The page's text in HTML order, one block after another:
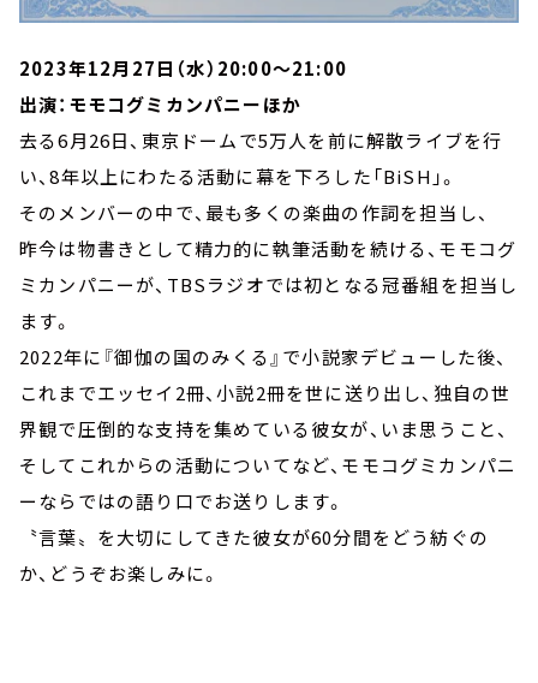
2023年12月27日（水）20:00～21:00
出演：モモコグミカンパニーほか
去る6月26日、東京ドームで5万人を前に解散ライブを行
い、8年以上にわたる活動に幕を下ろした「BiSH」。
そのメンバーの中で、最も多くの楽曲の作詞を担当し、
昨今は物書きとして精力的に執筆活動を続ける、モモコグ
ミカンパニーが、TBSラジオでは初となる冠番組を担当し
ます。
2022年に『御伽の国のみくる』で小説家デビューした後、
これまでエッセイ2冊、小説2冊を世に送り出し、独自の世
界観で圧倒的な支持を集めている彼女が、いま思うこと、
そしてこれからの活動についてなど、モモコグミカンパニ
ーならではの語り口でお送りします。
〝言葉〟を大切にしてきた彼女が60分間をどう紡ぐの
か、どうぞお楽しみに。